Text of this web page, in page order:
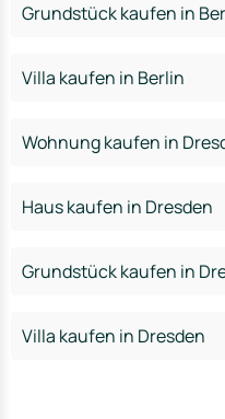
Grundstück kaufen in
Villa kaufen in Berlin
Wohnung kaufen in
Haus kaufen in Dresden
Grundstück kaufen in
Villa kaufen in Dresden